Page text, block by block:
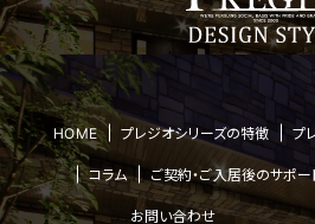
HOME プレジオシリーズの特徴 プ
コラム ご契約・ご入居後のサポー
お問い合わせ